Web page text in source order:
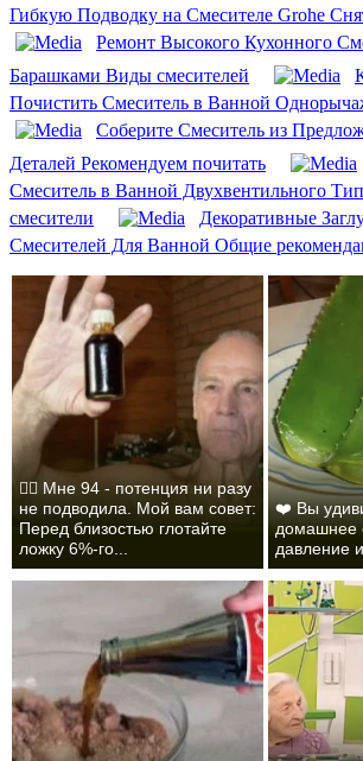
Гибкую Подводку на Смесителе Grohe
Ремонт Высокого Кухонного
Барашками Виды смесителей
Почистить Смеситель в Ванной
Соберите Смеситель из
Деталей Рекомендуем почитать
Смеситель в Ванной Двухвентильного
смесители
Декоративные
Смесителей Для Ванной Общие
❤️‍🔥 Мне 94 - потенция ни разу
не подводила. Мой вам совет:
Перед близостью глотайте
ложку 6%-го...
❤️ Вы
домашнее
давление